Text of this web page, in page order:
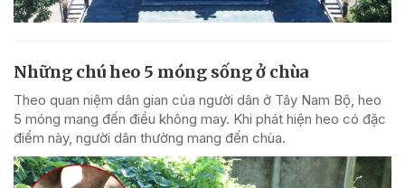
Những chú heo 5 móng sống ở chùa
Theo quan niệm dân gian của người dân ở Tây Nam Bộ, heo
5 móng mang đến điều không may. Khi phát hiện heo có đặc
điểm này, người dân thường mang đến chùa.